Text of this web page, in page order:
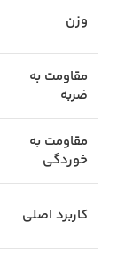
وزن
مقاومت به
ضربه
مقاومت به
خوردگی
کاربرد اصلی